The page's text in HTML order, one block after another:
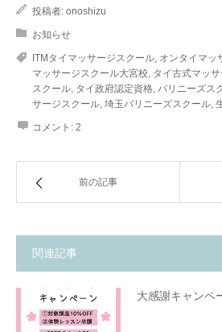
投稿者: onoshizu
お知らせ
ITMタイマッサージスクール オンタイマッ
マッサージスクール大宮校 タイ古式マッサ
スクール タイ政府認定資格 バリニーズス
サージスクール 埼玉バリニーズスクール
コメント: 2
前の記事
関連記事
大感謝キャンペ